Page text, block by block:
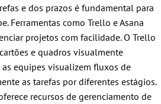
e dos prazos é fundamental para
Ferramentas como Trello e Asana
projetos com facilidade. O Trello
e quadros visualmente
equipes visualizem fluxos de
as tarefas por diferentes estágios.
recursos de gerenciamento de